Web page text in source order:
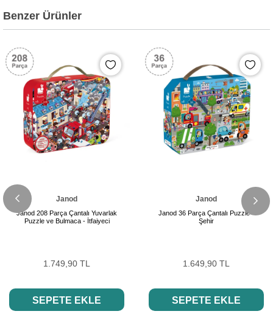
Benzer Ürünler
Janod
Janod 208 Parça Çantalı Yuvarlak
Puzzle ve Bulmaca - İtfaiyeci
1.749,90 TL
SEPETE EKLE
Janod
Janod 36 Parça Çantalı Puzzle -
Şehir
1.649,90 TL
SEPETE EKLE